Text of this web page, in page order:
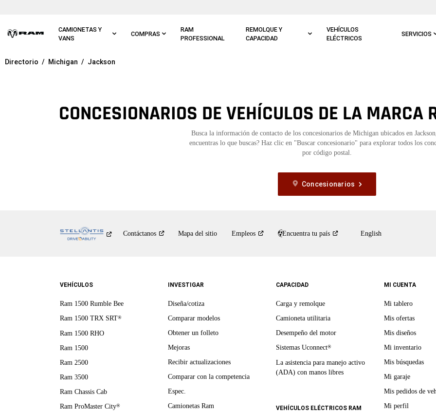
CAMIONETAS Y
VANS
COMPRAS
RAM
PROFESSIONAL
REMOLQUE Y
CAPACIDAD
VEHÍCULOS
ELÉCTRICOS
SERVICIOS
Ir a
Directorio Michigan Jackson
CONCESIONARIOS DE VEHÍCULOS DE LA
Busca la información de contacto de los concesionarios de Michigan ubicados en
encuentras lo que buscas? Haz clic en "Buscar concesionario" para explorar todos los
por código postal.
Concesionarios
Contáctanos Mapa del sitio Empleos Encuentra tu país English
VEHÍCULOS
Ram 1500 Rumble Bee
Ram 1500 TRX SRT®
Ram 1500 RHO
Ram 1500
Ram 2500
Ram 3500
Ram Chassis Cab
Ram ProMaster City®
INVESTIGAR
Diseña/cotiza
Comparar modelos
Obtener un folleto
Mejoras
Recibir actualizaciones
Comparar con la competencia
Espec.
Camionetas Ram
CAPACIDAD
Carga y remolque
Camioneta utilitaria
Desempeño del motor
Sistemas Uconnect®
La asistencia para manejo activo
(ADA) con manos libres
VEHÍCULOS ELÉCTRICOS RAM
MI CUENTA
Mi tablero
Mis ofertas
Mis diseños
Mi inventario
Mis búsquedas
Mi garaje
Mis pedidos de
Mi perfil